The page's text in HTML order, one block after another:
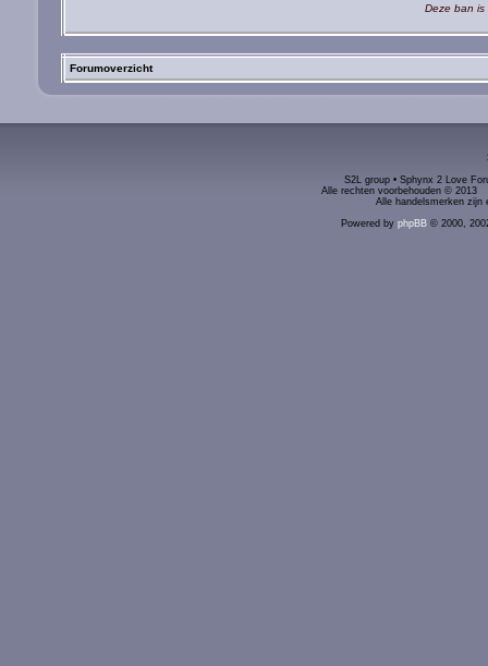
Deze ban is
Forumoverzicht
S2L group • Sphynx 2 Love
Alle rechten voorbehouden ©
Alle handelsmerken zijn
Powered by phpBB© 2000,